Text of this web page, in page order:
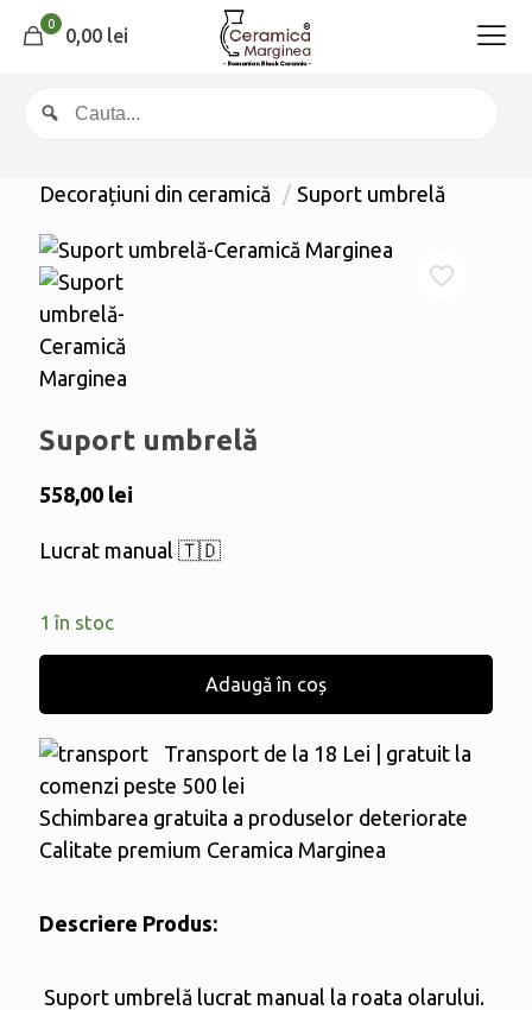
0
0,00 lei
Decorațiuni din ceramică / Suport umbrelă
Suport umbrelă
558,00 lei
Lucrat manual 🇹🇩
1 în stoc
Adaugă în coș
Transport de la 18 Lei | gratuit la
comenzi peste 500 lei
Schimbarea gratuita a produselor deteriorate
Calitate premium Ceramica Marginea
Descriere Produs:
Suport umbrelă lucrat manual la roata olarului.